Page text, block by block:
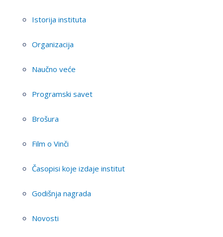
Istorija instituta
Organizacija
Naučno veće
Programski savet
Brošura
Film o Vinči
Časopisi koje izdaje institut
Godišnja nagrada
Novosti